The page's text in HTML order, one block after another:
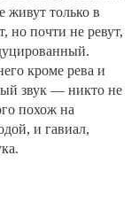
живут только в
но почти не ревут,
кроме рева и
звук — никто не
похож на
и гавиал,